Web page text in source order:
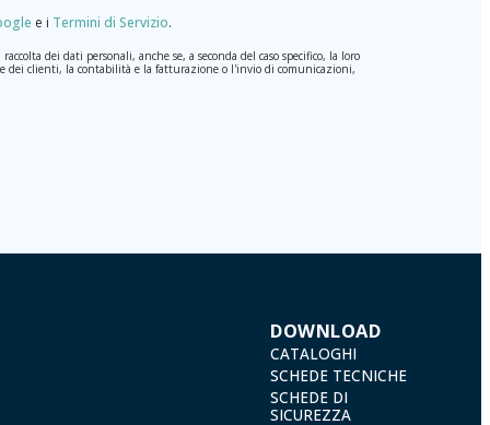
e i Termini di Servizio.
dei dati personali, anche se, a seconda del caso specifico, la loro
dei clienti, la contabilità e la fatturazione o l'invio di comunicazioni,
sulla Protezione dei Dati (GDPR) del 27 aprile 2016. I dati
Quindi, la responsabilità è di chi li invia.
con le disposizioni del regolamento generale sulla protezione
EXPANSIVAS SL | P.I. La Portalada II | c/ Segador 13, 26006
DOWNLOAD
CATALOGHI
SCHEDE TECNICHE
SCHEDE DI
SICUREZZA